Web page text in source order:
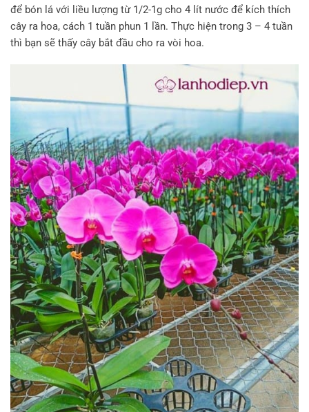
để bón lá với liều lượng từ 1/2-1g cho 4 lít nước để kích thích
cây ra hoa, cách 1 tuần phun 1 lần. Thực hiện trong 3 – 4 tuần
thì bạn sẽ thấy cây bắt đầu cho ra vòi hoa.